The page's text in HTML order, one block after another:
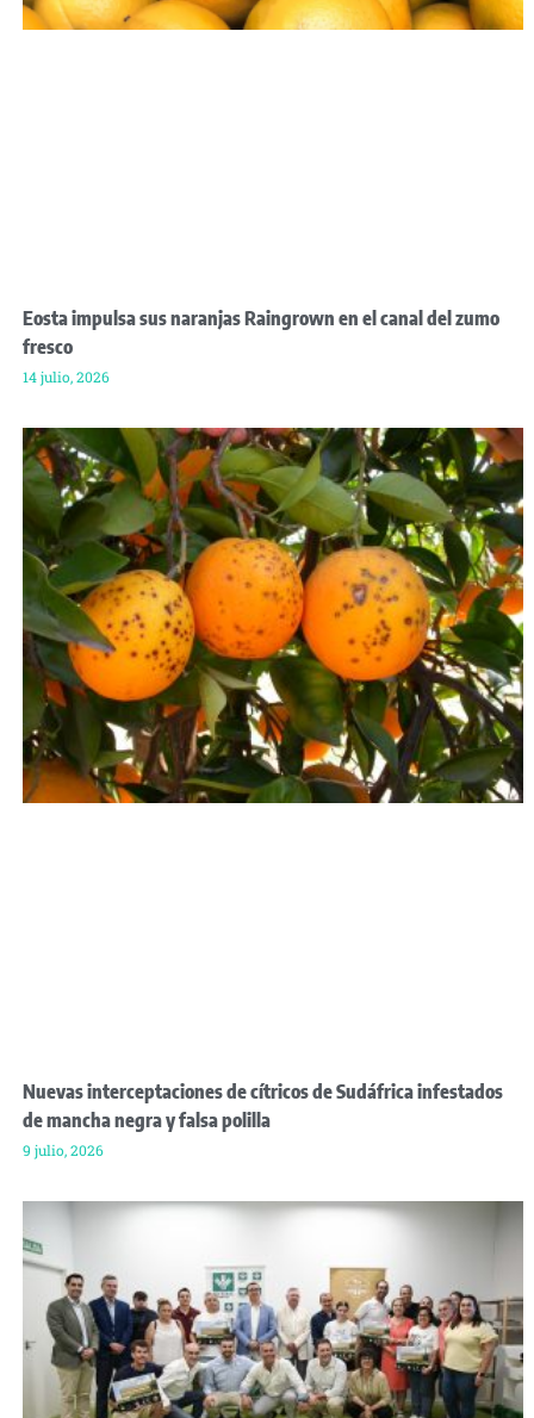
Eosta impulsa sus naranjas Raingrown en el canal del zumo
fresco
14 julio, 2026
Nuevas interceptaciones de cítricos de Sudáfrica infestados
de mancha negra y falsa polilla
9 julio, 2026